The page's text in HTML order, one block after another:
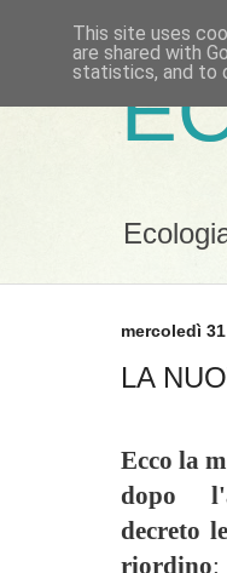
mercoledì
LA
Ecco la
dopo
decreto
riordino
This site uses
are shared with
statistics, and to